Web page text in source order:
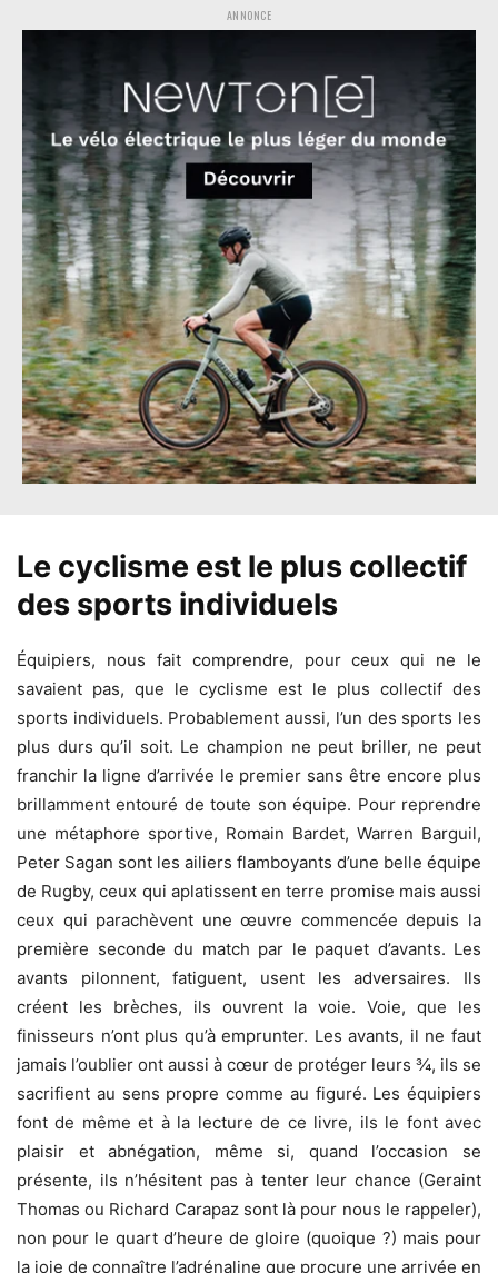
ANNONCE
Le cyclisme est le plus collectif
des sports individuels
Équipiers, nous fait comprendre, pour ceux qui ne le
savaient pas, que le cyclisme est le plus collectif des
sports individuels. Probablement aussi, l’un des sports les
plus durs qu’il soit. Le champion ne peut briller, ne peut
franchir la ligne d’arrivée le premier sans être encore plus
brillamment entouré de toute son équipe. Pour reprendre
une métaphore sportive, Romain Bardet, Warren Barguil,
Peter Sagan sont les ailiers flamboyants d’une belle équipe
de Rugby, ceux qui aplatissent en terre promise mais aussi
ceux qui parachèvent une œuvre commencée depuis la
première seconde du match par le paquet d’avants. Les
avants pilonnent, fatiguent, usent les adversaires. Ils
créent les brèches, ils ouvrent la voie. Voie, que les
finisseurs n’ont plus qu’à emprunter. Les avants, il ne faut
jamais l’oublier ont aussi à cœur de protéger leurs ¾, ils se
sacrifient au sens propre comme au figuré. Les équipiers
font de même et à la lecture de ce livre, ils le font avec
plaisir et abnégation, même si, quand l’occasion se
présente, ils n’hésitent pas à tenter leur chance (Geraint
Thomas ou Richard Carapaz sont là pour nous le rappeler),
non pour le quart d’heure de gloire (quoique ?) mais pour
la joie de connaître l’adrénaline que procure une arrivée en